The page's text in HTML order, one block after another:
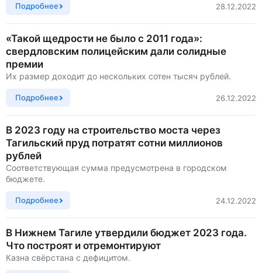
Подробнее 28.12.2022
«Такой щедрости не было с 2011 года»:
свердловским полицейским дали солидные
премии
Их размер доходит до нескольких сотен тысяч рублей.
Подробнее 26.12.2022
В 2023 году на строительство моста через
Тагильский пруд потратят сотни миллионов
рублей
Соответствующая сумма предусмотрена в городском
бюджете.
Подробнее 24.12.2022
В Нижнем Тагиле утвердили бюджет 2023 года.
Что построят и отремонтируют
Казна свёрстана с дефицитом.